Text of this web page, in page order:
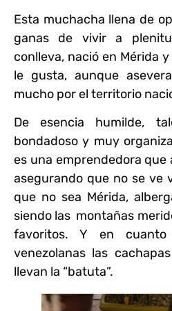
Esta muchacha llena de
ganas de vivir a
conlleva, nació en Mérida
le gusta, aunque
mucho por el territorio
De esencia humilde,
bondadoso y muy
es una emprendedora que
asegurando que no se ve
que no sea Mérida,
siendo las montañas
favoritos. Y en
venezolanas las
llevan la “batuta”.